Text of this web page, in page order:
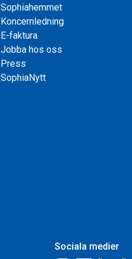
Sophiahemmet
Koncernledning
E-faktura
Jobba hos oss
Press
SophiaNytt
Sociala medier